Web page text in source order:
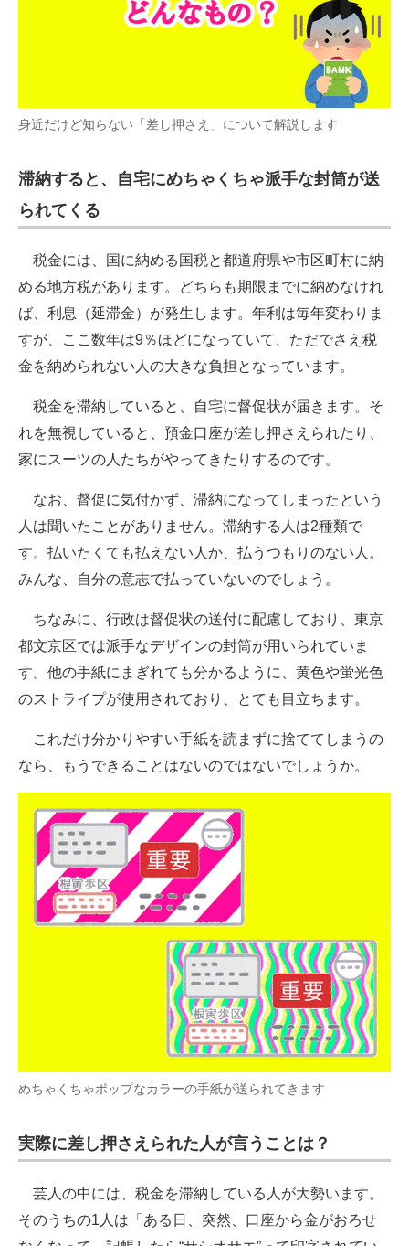
身近だけど知らない「差し押さえ」について解説します
滞納すると、自宅にめちゃくちゃ派手な封筒が送
られてくる
税金には、国に納める国税と都道府県や市区町村に納
める地方税があります。どちらも期限までに納めなけれ
ば、利息（延滞金）が発生します。年利は毎年変わりま
すが、ここ数年は9％ほどになっていて、ただでさえ税
金を納められない人の大きな負担となっています。
税金を滞納していると、自宅に督促状が届きます。そ
れを無視していると、預金口座が差し押さえられたり、
家にスーツの人たちがやってきたりするのです。
なお、督促に気付かず、滞納になってしまったという
人は聞いたことがありません。滞納する人は2種類で
す。払いたくても払えない人か、払うつもりのない人。
みんな、自分の意志で払っていないのでしょう。
ちなみに、行政は督促状の送付に配慮しており、東京
都文京区では派手なデザインの封筒が用いられていま
す。他の手紙にまぎれても分かるように、黄色や蛍光色
のストライプが使用されており、とても目立ちます。
これだけ分かりやすい手紙を読まずに捨ててしまうの
なら、もうできることはないのではないでしょうか。
めちゃくちゃポップなカラーの手紙が送られてきます
実際に差し押さえられた人が言うことは？
芸人の中には、税金を滞納している人が大勢います。
そのうちの1人は「ある日、突然、口座から金がおろせ